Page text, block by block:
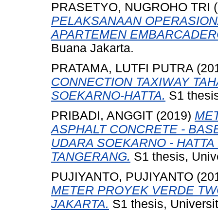
PRASETYO, NUGROHO TRI
PELAKSANAAN
APARTEMEN
Buana Jakarta.
PRATAMA, LUTFI PUTRA
CONNECTION TAXIWAY
SOEKARNO-HATTA. S1
PRIBADI, ANGGIT (2019)
ASPHALT CONCRETE -
UDARA SOEKARNO -
TANGERANG. S1 thesis,
PUJIYANTO, PUJIYANTO
METER PROYEK VERDE
JAKARTA. S1 thesis,